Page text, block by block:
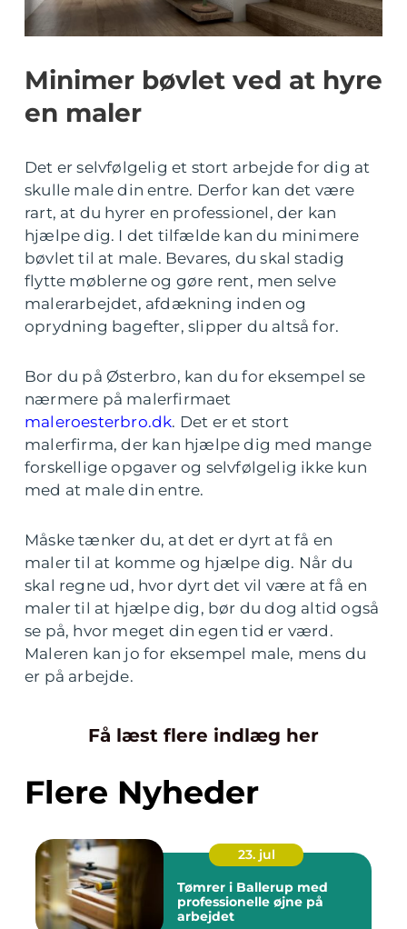
Minimer bøvlet ved at hyre
en maler
Det er selvfølgelig et stort arbejde for dig at
skulle male din entre. Derfor kan det være
rart, at du hyrer en professionel, der kan
hjælpe dig. I det tilfælde kan du minimere
bøvlet til at male. Bevares, du skal stadig
flytte møblerne og gøre rent, men selve
malerarbejdet, afdækning inden og
oprydning bagefter, slipper du altså for.
Bor du på Østerbro, kan du for eksempel se
nærmere på malerfirmaet
maleroesterbro.dk. Det er et stort
malerfirma, der kan hjælpe dig med mange
forskellige opgaver og selvfølgelig ikke kun
med at male din entre.
Måske tænker du, at det er dyrt at få en
maler til at komme og hjælpe dig. Når du
skal regne ud, hvor dyrt det vil være at få en
maler til at hjælpe dig, bør du dog altid også
se på, hvor meget din egen tid er værd.
Maleren kan jo for eksempel male, mens du
er på arbejde.
Få læst flere indlæg her
Flere Nyheder
23. jul
Tømrer i Ballerup med
professionelle øjne på
arbejdet